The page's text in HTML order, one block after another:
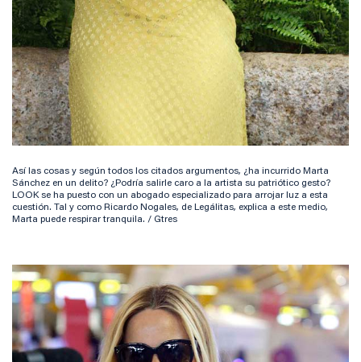
Así las cosas y según todos los citados argumentos, ¿ha incurrido Marta
Sánchez en un delito? ¿Podría salirle caro a la artista su patriótico gesto?
LOOK se ha puesto con un abogado especializado para arrojar luz a esta
cuestión. Tal y como Ricardo Nogales, de Legálitas, explica a este medio,
Marta puede respirar tranquila. / Gtres